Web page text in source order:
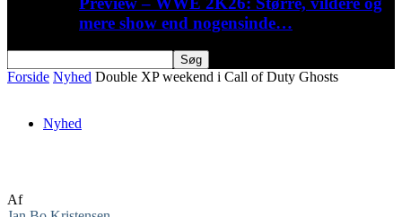
mere show end nogensinde…
Forside Nyhed Double XP weekend i Call of Duty Ghosts
Nyhed
Af